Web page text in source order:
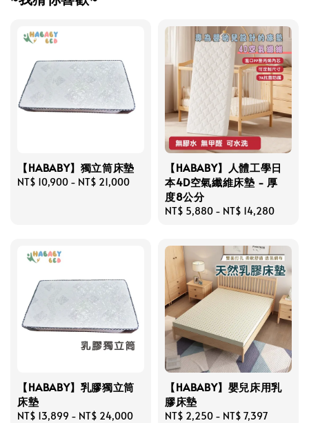
【HABABY】獨立筒床墊
Regular
NT$ 10,900 - NT$ 21,000
【HABABY】人體工學日
本4D空氣纖維床墊 - 厚
度8公分
Regular
NT$ 5,880 - NT$ 14,280
【HABABY】乳膠獨立筒
床墊
Regular
NT$ 13,899 - NT$ 24,000
【HABABY】嬰兒床用乳
膠床墊
Regular
NT$ 2,250 - NT$ 7,397